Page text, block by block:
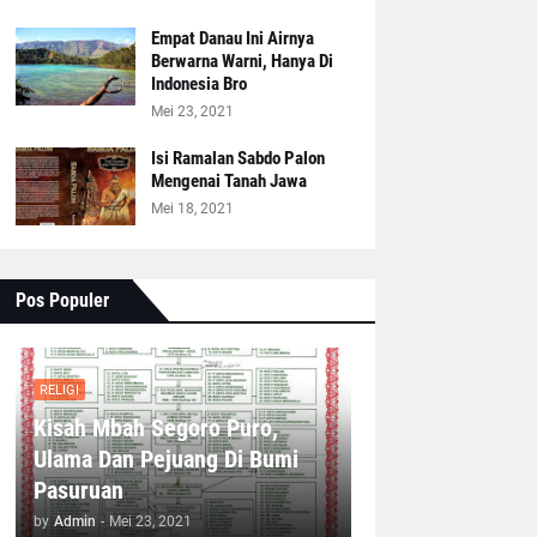
Empat Danau Ini Airnya
Berwarna Warni, Hanya Di
Indonesia Bro
Mei 23, 2021
Isi Ramalan Sabdo Palon
Mengenai Tanah Jawa
Mei 18, 2021
Pos Populer
RELIGI
Kisah Mbah Segoro Puro,
Ulama Dan Pejuang Di Bumi
Pasuruan
by Admin - Mei 23, 2021